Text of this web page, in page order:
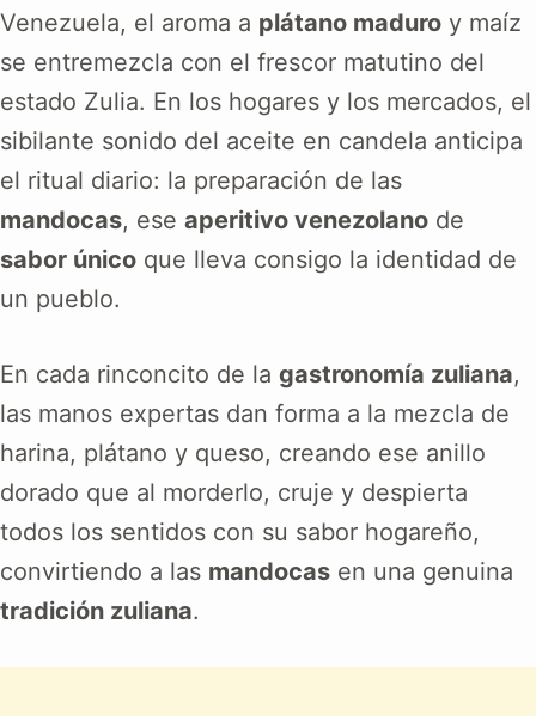
Venezuela, el aroma a plátano maduro y maíz
se entremezcla con el frescor matutino del
estado Zulia. En los hogares y los mercados, el
sibilante sonido del aceite en candela anticipa
el ritual diario: la preparación de las
mandocas, ese aperitivo venezolano de
sabor único que lleva consigo la identidad de
un pueblo.
En cada rinconcito de la gastronomía zuliana,
las manos expertas dan forma a la mezcla de
harina, plátano y queso, creando ese anillo
dorado que al morderlo, cruje y despierta
todos los sentidos con su sabor hogareño,
convirtiendo a las mandocas en una genuina
tradición zuliana.